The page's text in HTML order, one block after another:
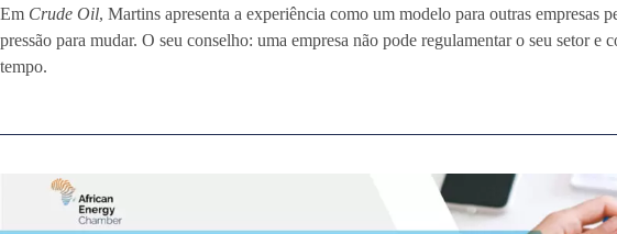
Em Crude Oil, Martins apresenta a experiência como um modelo para outras empresas
pressão para mudar. O seu conselho: uma empresa não pode regulamentar o seu setor e
tempo.